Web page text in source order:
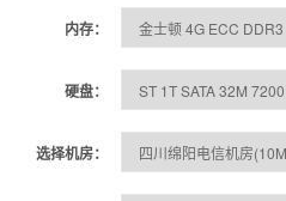
内存：
硬盘：
选择机房：